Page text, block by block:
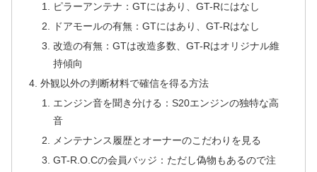
ピラーアンテナ：GTにはあり、GT-Rにはなし
ドアモールの有無：GTにはあり、GT-Rはなし
改造の有無：GTは改造多数、GT-Rはオリジナル維
持傾向
外観以外の判断材料で確信を得る方法
エンジン音を聞き分ける：S20エンジンの独特な高
音
メンテナンス履歴とオーナーのこだわりを見る
GT-R.O.Cの会員バッジ：ただし偽物もあるので注